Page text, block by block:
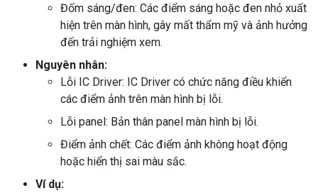
Đốm sáng/đen: Các điểm sáng hoặc đen nhỏ xuất
hiện trên màn hình, gây mất thẩm mỹ và ảnh hưởng
đến trải nghiệm xem.
Nguyên nhân:
Lỗi IC Driver: IC Driver có chức năng điều khiển
các điểm ảnh trên màn hình bị lỗi.
Lỗi panel: Bản thân panel màn hình bị lỗi.
Điểm ảnh chết: Các điểm ảnh không hoạt động
hoặc hiển thị sai màu sắc.
Ví dụ: